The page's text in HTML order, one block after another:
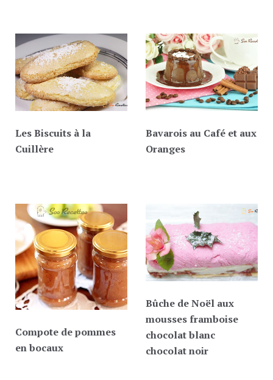
Les Biscuits à la
Cuillère
Bavarois au Café et aux
Oranges
Compote de pommes
en bocaux
Bûche de Noël aux
mousses framboise
chocolat blanc
chocolat noir